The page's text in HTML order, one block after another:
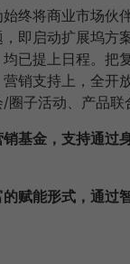
终将商业市场伙
即启动扩展坞方
已提上日程。把
销支持上，全开
子活动、产品联
基金，支持通
赋能形式，通过